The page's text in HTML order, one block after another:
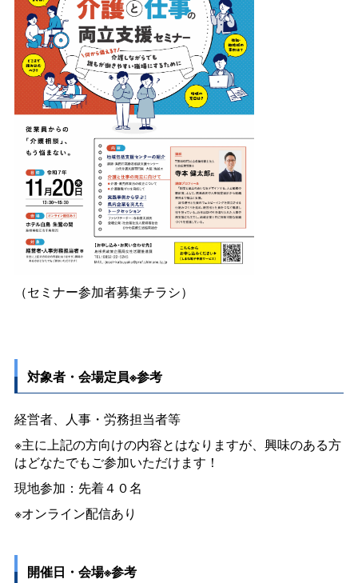
（セミナー参加者募集チラシ）
対象者・会場定員※参考
経営者、人事・労務担当者等
※主に上記の方向けの内容とはなりますが、興味のある方
はどなたでもご参加いただけます！
現地参加：先着４０名
※オンライン配信あり
開催日・会場※参考